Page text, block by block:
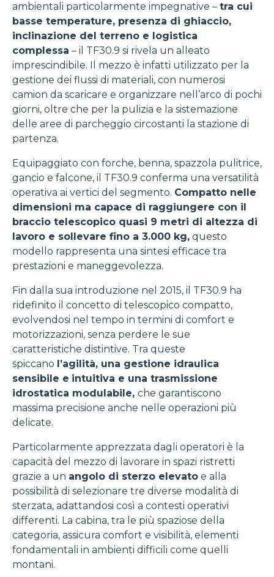
ambientali particolarmente impegnative – tra cui
basse temperature, presenza di ghiaccio,
inclinazione del terreno e logistica
complessa – il TF30.9 si rivela un alleato
imprescindibile. Il mezzo è infatti utilizzato per la
gestione dei flussi di materiali, con numerosi
camion da scaricare e organizzare nell’arco di pochi
giorni, oltre che per la pulizia e la sistemazione
delle aree di parcheggio circostanti la stazione di
partenza.
Equipaggiato con forche, benna, spazzola pulitrice,
gancio e falcone, il TF30.9 conferma una versatilità
operativa ai vertici del segmento. Compatto nelle
dimensioni ma capace di raggiungere con il
braccio telescopico quasi 9 metri di altezza di
lavoro e sollevare fino a 3.000 kg, questo
modello rappresenta una sintesi efficace tra
prestazioni e maneggevolezza.
Fin dalla sua introduzione nel 2015, il TF30.9 ha
ridefinito il concetto di telescopico compatto,
evolvendosi nel tempo in termini di comfort e
motorizzazioni, senza perdere le sue
caratteristiche distintive. Tra queste
spiccano l’agilità, una gestione idraulica
sensibile e intuitiva e una trasmissione
idrostatica modulabile, che garantiscono
massima precisione anche nelle operazioni più
delicate.
Particolarmente apprezzata dagli operatori è la
capacità del mezzo di lavorare in spazi ristretti
grazie a un angolo di sterzo elevato e alla
possibilità di selezionare tre diverse modalità di
sterzata, adattandosi così a contesti operativi
differenti. La cabina, tra le più spaziose della
categoria, assicura comfort e visibilità, elementi
fondamentali in ambienti difficili come quelli
montani.